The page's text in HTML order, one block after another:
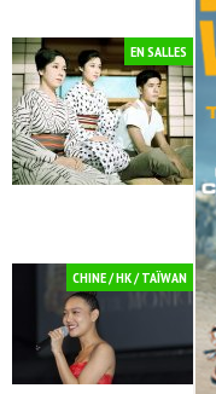
EN SALLES
CHINE / HK / TAÏWAN